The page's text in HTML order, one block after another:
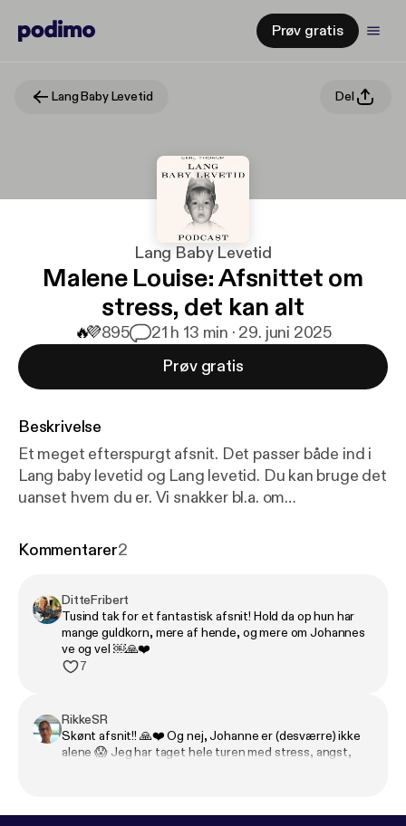
Prøv gratis
Lang Baby Levetid Del
Lang Baby Levetid
Malene Louise: Afsnittet om
stress, det kan alt
🔥💜895 21 h 13 min · 29. juni 2025
Prøv gratis
Beskrivelse
Et meget efterspurgt afsnit. Det passer både ind i
Lang baby levetid og Lang levetid. Du kan bruge det
uanset hvem du er. Vi snakker bl.a. om
hjernen giver dig mere af det du fokuserer på. Så
instagram under navnet malenelouiseaagaard
Kommentarer2
DitteFribert
Tusind tak for et fantastisk afsnit! Hold da op hun har
mange guldkorn, mere af hende, og mere om Johannes
ve og vel ￼🙏❤️
7
RikkeSR
Skønt afsnit!! 🙏❤️ Og nej, Johanne er (desværre) ikke
alene 😱 Jeg har taget hele turen med stress, angst,
og det alternative, men bedringen er desværre næsten